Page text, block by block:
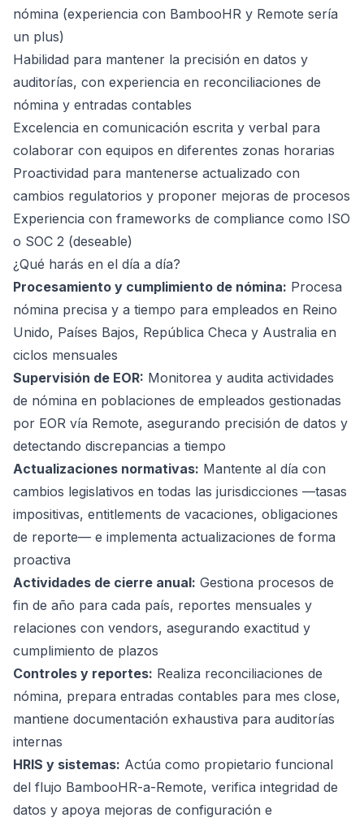
nómina (experiencia con BambooHR y Remote sería
un plus)
Habilidad para mantener la precisión en datos y
auditorías, con experiencia en reconciliaciones de
nómina y entradas contables
Excelencia en comunicación escrita y verbal para
colaborar con equipos en diferentes zonas horarias
Proactividad para mantenerse actualizado con
cambios regulatorios y proponer mejoras de procesos
Experiencia con frameworks de compliance como ISO
o SOC 2 (deseable)
¿Qué harás en el día a día?
Procesamiento y cumplimiento de nómina: Procesa
nómina precisa y a tiempo para empleados en Reino
Unido, Países Bajos, República Checa y Australia en
ciclos mensuales
Supervisión de EOR: Monitorea y audita actividades
de nómina en poblaciones de empleados gestionadas
por EOR vía Remote, asegurando precisión de datos y
detectando discrepancias a tiempo
Actualizaciones normativas: Mantente al día con
cambios legislativos en todas las jurisdicciones —tasas
impositivas, entitlements de vacaciones, obligaciones
de reporte— e implementa actualizaciones de forma
proactiva
Actividades de cierre anual: Gestiona procesos de
fin de año para cada país, reportes mensuales y
relaciones con vendors, asegurando exactitud y
cumplimiento de plazos
Controles y reportes: Realiza reconciliaciones de
nómina, prepara entradas contables para mes close,
mantiene documentación exhaustiva para auditorías
internas
HRIS y sistemas: Actúa como propietario funcional
del flujo BambooHR-a-Remote, verifica integridad de
datos y apoya mejoras de configuración e